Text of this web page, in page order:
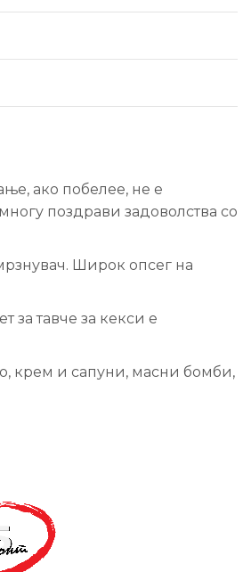
ако побелее, не е
поздрави задоволства со
Широк опсег на
за тавче за кекси е
крем и сапуни, масни бомби,